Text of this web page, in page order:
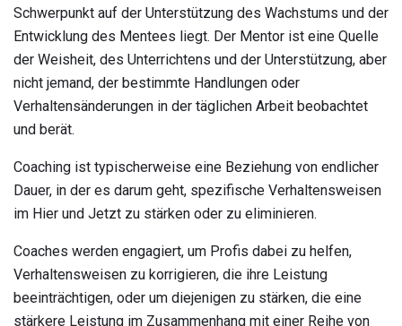
Schwerpunkt auf der Unterstützung des Wachstums und der
Entwicklung des Mentees liegt. Der Mentor ist eine Quelle
der Weisheit, des Unterrichtens und der Unterstützung, aber
nicht jemand, der bestimmte Handlungen oder
Verhaltensänderungen in der täglichen Arbeit beobachtet
und berät.
Coaching ist typischerweise eine Beziehung von endlicher
Dauer, in der es darum geht, spezifische Verhaltensweisen
im Hier und Jetzt zu stärken oder zu eliminieren.
Coaches werden engagiert, um Profis dabei zu helfen,
Verhaltensweisen zu korrigieren, die ihre Leistung
beeinträchtigen, oder um diejenigen zu stärken, die eine
stärkere Leistung im Zusammenhang mit einer Reihe von